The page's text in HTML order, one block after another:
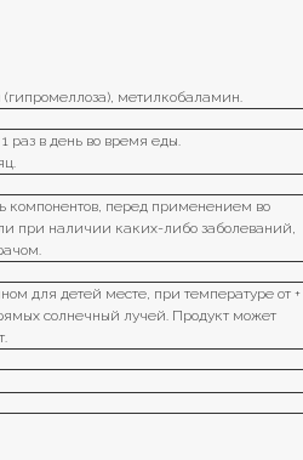
метилкобаламин.
раз в день во время еды.
компонентов, перед применением во
при наличии каких-либо заболеваний,
для детей месте, при температуре от +
солнечный лучей. Продукт может